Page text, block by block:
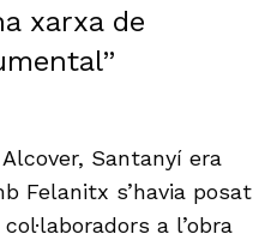
xarxa de
Santanyí era
Felanitx s’havia posat
a l’obra